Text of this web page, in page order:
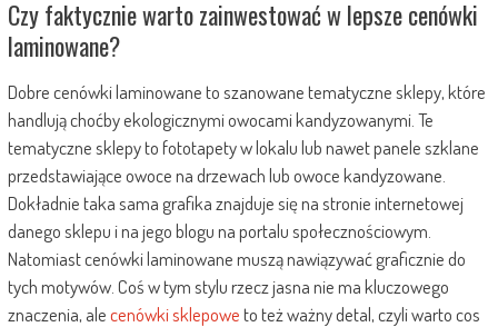
Czy faktycznie warto zainwestować w lepsze cenówki
laminowane?
Dobre cenówki laminowane to szanowane tematyczne sklepy, które
handlują choćby ekologicznymi owocami kandyzowanymi. Te
tematyczne sklepy to fototapety w lokalu lub nawet panele szklane
przedstawiające owoce na drzewach lub owoce kandyzowane.
Dokładnie taka sama grafika znajduje się na stronie internetowej
danego sklepu i na jego blogu na portalu społecznościowym.
Natomiast cenówki laminowane muszą nawiązywać graficznie do
tych motywów. Coś w tym stylu rzecz jasna nie ma kluczowego
znaczenia, alecenówki sklepoweto też ważny detal, czyli warto cos